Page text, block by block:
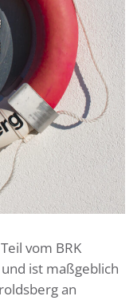
vom BRK
ist maßgeblich
an